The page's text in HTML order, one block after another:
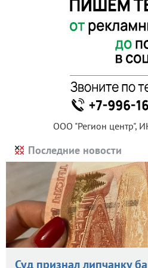
ООО "Регион центр",
Последние новости
Суд признал липчанку